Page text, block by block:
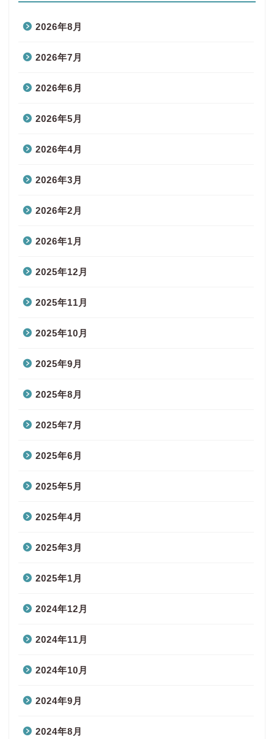
2026年8月
2026年7月
2026年6月
2026年5月
2026年4月
2026年3月
2026年2月
2026年1月
2025年12月
2025年11月
2025年10月
2025年9月
2025年8月
2025年7月
2025年6月
2025年5月
2025年4月
2025年3月
2025年1月
2024年12月
2024年11月
2024年10月
2024年9月
2024年8月